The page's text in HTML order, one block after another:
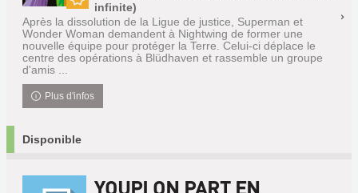
infinite)
Après la dissolution de la Ligue de justice, Superman et
Wonder Woman demandent à Nightwing de former une
nouvelle équipe pour protéger la Terre. Celui-ci déplace le
centre des opérations à Blüdhaven et rassemble un groupe
d'amis ...
Plus d'infos
Disponible
YOUPI ON PART EN